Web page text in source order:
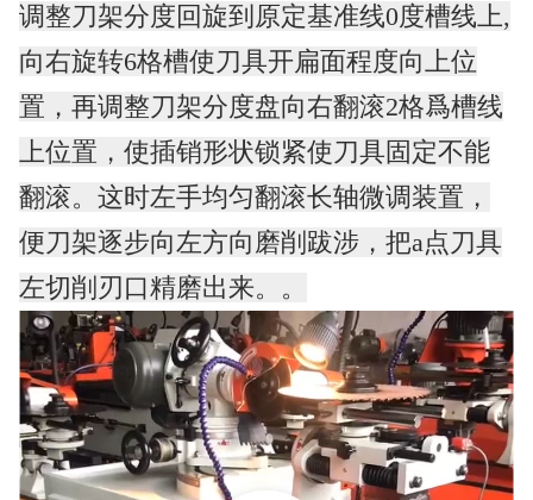
调整刀架分度回旋到原定基准线0度槽线上,
向右旋转6格槽使刀具开扁面程度向上位
置，再调整刀架分度盘向右翻滚2格爲槽线
上位置，使插销形状锁紧使刀具固定不能
翻滚。这时左手均匀翻滚长轴微调装置，
便刀架逐步向左方向磨削跋涉，把a点刀具
左切削刃口精磨出来。 。